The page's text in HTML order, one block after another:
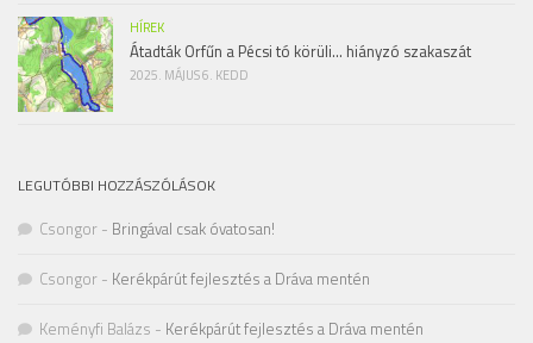
HÍREK
Átadták Orfűn a Pécsi tó körüli… hiányzó szakaszát
2025. MÁJUS 6. KEDD
LEGUTÓBBI HOZZÁSZÓLÁSOK
Csongor - Bringával csak óvatosan!
Csongor - Kerékpárút fejlesztés a Dráva mentén
Keményfi Balázs - Kerékpárút fejlesztés a Dráva mentén